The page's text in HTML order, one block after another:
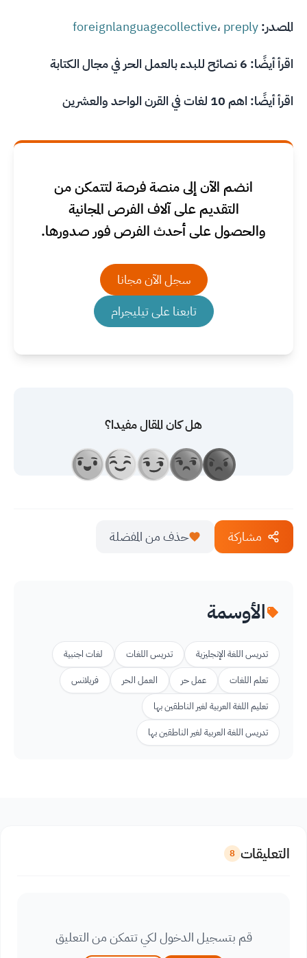
المصدر:
foreignlanguagecollective، preply
اقرأ أيضًا: 6 نصائح للبدء بالعمل الحر في مجال الكتابة
اقرأ أيضًا: اهم 10 لغات في القرن الواحد والعشرين
انضم الآن إلى منصة فرصة لتتمكن من
التقديم على آلاف الفرص المجانية
والحصول على أحدث الفرص فور صدورها.
سجل الآن مجانا
تابعنا على تيليجرام
هل كان المقال مفيدا؟
مشاركة حذف من المفضلة
الأوسمة
تدريس اللغة الإنجليزية تدريس اللغات
لغات اجنبية
تعلم اللغات
عمل حر العمل الحر
فريلانس
تعليم اللغة العربية لغير الناطقين بها
تدريس اللغة العربية لغير الناطقين بها
التعليقات 8
قم بتسجيل الدخول لكي تتمكن من التعليق